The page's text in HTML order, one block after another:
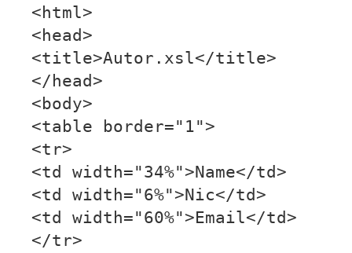
<html>
<head>
<title>Autor.xsl</title>
</head>
<body>
<table border="1">
<tr>
<td width="34%">Name</td>
<td width="6%">Nic</td>
<td width="60%">Email</td>
</tr>